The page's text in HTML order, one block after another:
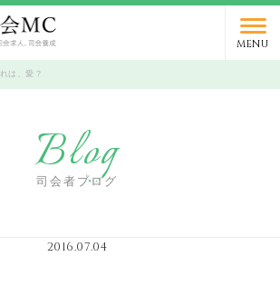
MENU
間 10時～19時 / 定休日 火曜日
は、愛？
Blog
司会者ブログ
2016.07.04